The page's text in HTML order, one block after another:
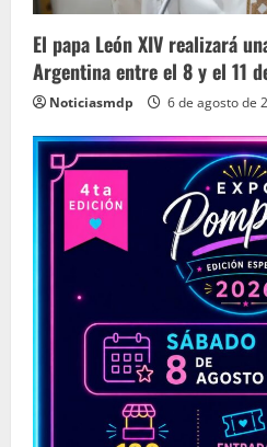
El papa León XIV realizará
Argentina entre el 8 y el 11
Noticiasmdp 6 de agosto de